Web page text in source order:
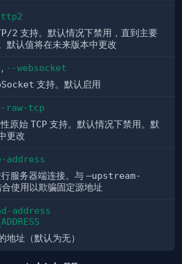
2 支持。默认情况下禁用，直到主要
默认值将在未来版本中更改
, --websocket
支持。默认启用
raw-tcp
原始 TCP 支持。默认情况下禁用。默
更改
address
服务器端连接。与 –upstream-
使用以欺骗固定源地址
address
地址（默认为无）